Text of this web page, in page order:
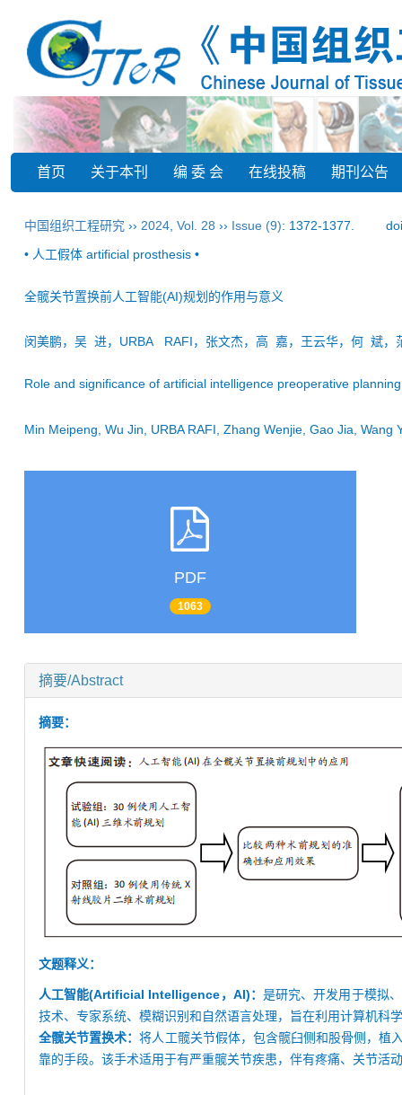
首页 关于本刊 编 委 会 在线投稿 期刊公告
中国组织工程研究 ›› 2024 Vol. 28 ›› Issue (9): 1372-1377.
• 人工假体 artificial prosthesis •
全髋关节置换前人工智能(AI)规划的作用与意义
闵美鹏，吴 进，URBA RAFI，张文杰，高 嘉，王云华，何 斌
Role and significance of artificial intelligence preoperative
Min Meipeng, Wu Jin, URBA RAFI, Zhang Wenjie, Gao Jia,
PDF
1063
摘要/Abstract
摘要：
文题释义：
人工智能(Artificial Intelligence，AI)： 是研究、开发用于模拟
技术、专家系统、模糊识别和自然语言处理，旨在利用计算机科
全髋关节置换术：将人工髋关节假体，包含髋臼侧和股骨侧，植
靠的手段。该手术适用于有严重髋关节疾患，伴有疼痛、关节活